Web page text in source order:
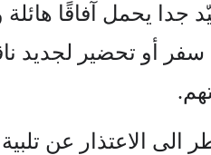
جدا يحمل آفاقًا
أو تحضير لجديد
الى الاعتذار عن